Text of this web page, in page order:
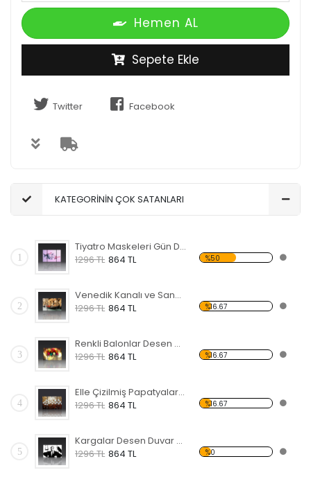
Hemen AL
Sepete Ekle
Twitter Facebook
KATEGORİNİN ÇOK SATANLARI
1
Tiyatro Maskeleri Gün Desen Duvar Panosu
1296 TL 864 TL %50
2
Venedik Kanalı ve Sandal Forex Tablo
1296 TL 864 TL %16.67
3
Renkli Balonlar Desen Duvar Panosu
1296 TL 864 TL %16.67
4
Elle Çizilmiş Papatyalar Forex Tablo
1296 TL 864 TL %16.67
5
Kargalar Desen Duvar Panosu
1296 TL 864 TL %0